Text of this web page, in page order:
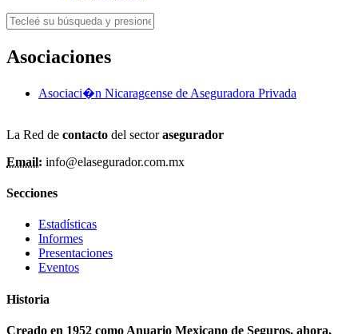
Asociaciones
Asociaci�n Nicaragͼense de Aseguradora Privada
La Red de contacto del sectorasegurador
Email: info@elasegurador.com.mx
Secciones
Estadísticas
Informes
Presentaciones
Eventos
Historia
Creado en 1952 como Anuario Mexicano de Seguros, ahora,